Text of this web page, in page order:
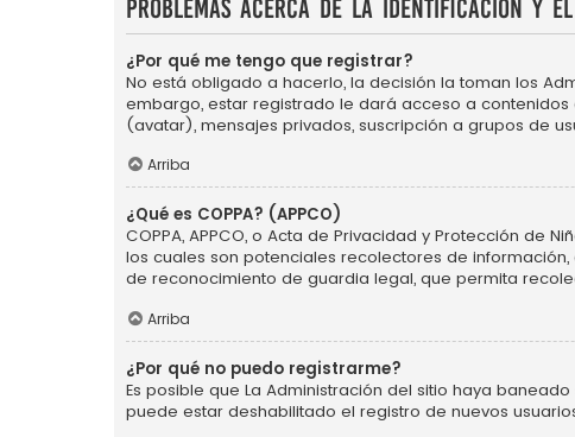
Problemas acerca de la identificación y
¿Por qué me tengo que registrar?
No está obligado a hacerlo, la decisión la toman los
embargo, estar registrado le dará acceso a
(avatar), mensajes privados, suscripción a grupos de
Arriba
¿Qué es COPPA? (APPCO)
COPPA, APPCO, o Acta de Privacidad y Protección de
los cuales son potenciales recolectores de
de reconocimiento de guardia legal, que permita
Arriba
¿Por qué no puedo registrarme?
Es posible que La Administración del sitio haya
puede estar deshabilitado el registro de nuevos